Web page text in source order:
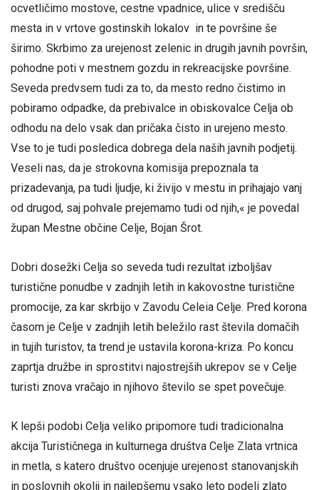
ocvetličimo mostove, cestne vpadnice, ulice v središču
mesta in v vrtove gostinskih lokalov in te površine še
širimo. Skrbimo za urejenost zelenic in drugih javnih površin,
pohodne poti v mestnem gozdu in rekreacijske površine.
Seveda predvsem tudi za to, da mesto redno čistimo in
pobiramo odpadke, da prebivalce in obiskovalce Celja ob
odhodu na delo vsak dan pričaka čisto in urejeno mesto.
Vse to je tudi posledica dobrega dela naših javnih podjetij.
Veseli nas, da je strokovna komisija prepoznala ta
prizadevanja, pa tudi ljudje, ki živijo v mestu in prihajajo vanj
od drugod, saj pohvale prejemamo tudi od njih,« je povedal
župan Mestne občine Celje, Bojan Šrot.
Dobri dosežki Celja so seveda tudi rezultat izboljšav
turistične ponudbe v zadnjih letih in kakovostne turistične
promocije, za kar skrbijo v Zavodu Celeia Celje. Pred korona
časom je Celje v zadnjih letih beležilo rast števila domačih
in tujih turistov, ta trend je ustavila korona-kriza. Po koncu
zaprtja družbe in sprostitvi najostrejših ukrepov se v Celje
turisti znova vračajo in njihovo število se spet povečuje.
K lepši podobi Celja veliko pripomore tudi tradicionalna
akcija Turističnega in kulturnega društva Celje Zlata vrtnica
in metla, s katero društvo ocenjuje urejenost stanovanjskih
in poslovnih okolij in najlepšemu vsako leto podeli zlato